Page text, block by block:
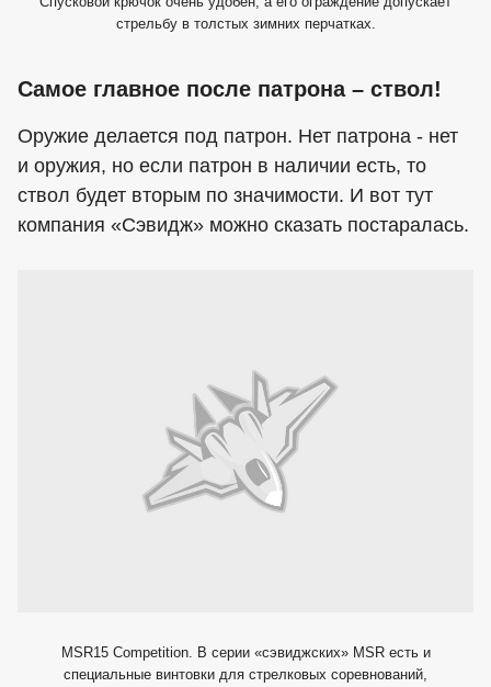
стрельбу в толстых зимних перчатках.
Самое главное после патрона – ствол!
Оружие делается под патрон. Нет патрона - нет
и оружия, но если патрон в наличии есть, то
ствол будет вторым по значимости. И вот тут
компания «Сэвидж» можно сказать постаралась.
MSR15 Competition. В серии «сэвиджских» МSR есть и
специальные винтовки для стрелковых соревнований,